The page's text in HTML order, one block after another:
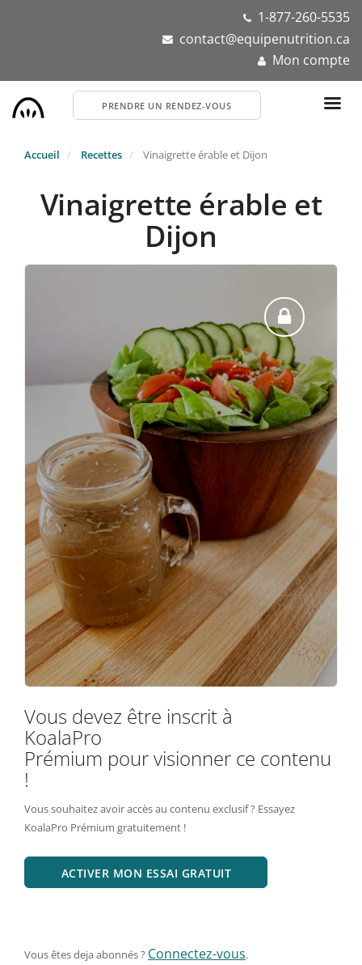
1-877-260-5535
contact@equipenutrition.ca
Mon compte
PRENDRE UN RENDEZ-VOUS
Accueil Recettes Vinaigrette érable et Dijon
Vinaigrette érable et
Dijon
Vous devez être inscrit à
KoalaPro
Prémium pour visionner ce contenu
!
Vous souhaitez avoir accès au contenu exclusif ? Essayez
KoalaPro Prémium gratuitement !
ACTIVER MON ESSAI GRATUIT
Vous êtes deja abonnés ? Connectez-vous.